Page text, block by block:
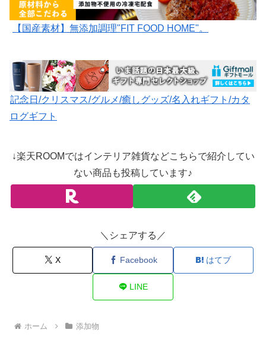
【国産素材】無添加調理"FIT FOOD HOME"。
記念日/クリスマス/グルメ/癒しグッズ/名入れギフト/カタ
ログギフト
↓楽天ROOMではインテリア雑貨などこちらで紹介してい
ない商品も投稿しています♪
＼シェアする／
X Facebook はてブ
LINE
ホーム 添加物